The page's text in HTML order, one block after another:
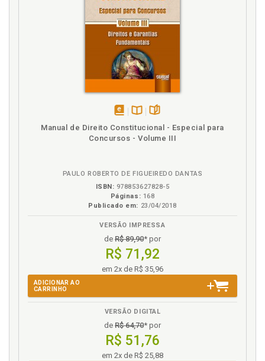
Disponível
na
páginas
Manual de Direito Constitucional - Especial para
Concursos - Volume III
PAULO ROBERTO DE FIGUEIREDO DANTAS
ISBN: 978853627828-5
Páginas: 168
Publicado em: 23/04/2018
VERSÃO IMPRESSA
de R$ 89,90* por
R$ 71,92
em 2x de R$ 35,96
ADICIONAR AO
CARRINHO
VERSÃO DIGITAL
de R$ 64,70* por
R$ 51,76
em 2x de R$ 25,88